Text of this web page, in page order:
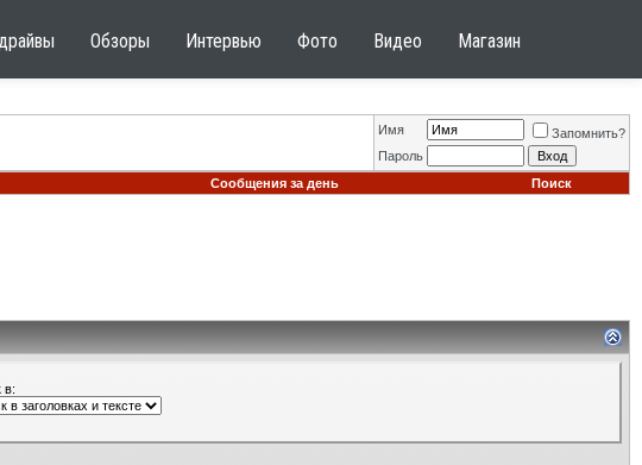
Обзоры Интервью Фото Видео Магазин
Имя
Запомнить?
Пароль
Сообщения за день Поиск
в: